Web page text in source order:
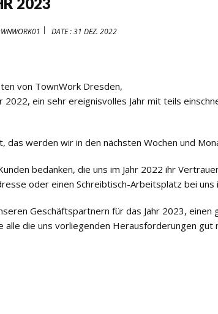
DATE :31 DEZ. 2022
von TownWork Dresden,
2022, ein sehr ereignisvolles Jahr mit teils
das werden wir in den nächsten Wochen und
bedanken, die uns im Jahr 2022 ihr
oder einen Schreibtisch-Arbeitsplatz bei uns
Geschäftspartnern für das Jahr 2023,
alle die uns vorliegenden Herausforderungen